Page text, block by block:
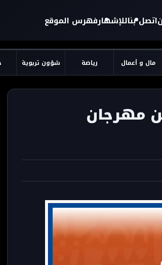
اتصل بناللإشهارفهرس الموقع
مال و أعمال رياضة شؤون تربوية
مهرجان